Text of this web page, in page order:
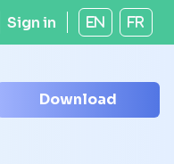
Sign in EN FR
Download